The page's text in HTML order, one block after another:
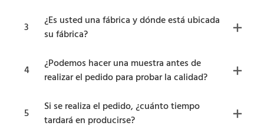
3
¿Es usted una fábrica y dónde está ubicada
su fábrica?
4
¿Podemos hacer una muestra antes de
realizar el pedido para probar la calidad?
5
Si se realiza el pedido, ¿cuánto tiempo
tardará en producirse?